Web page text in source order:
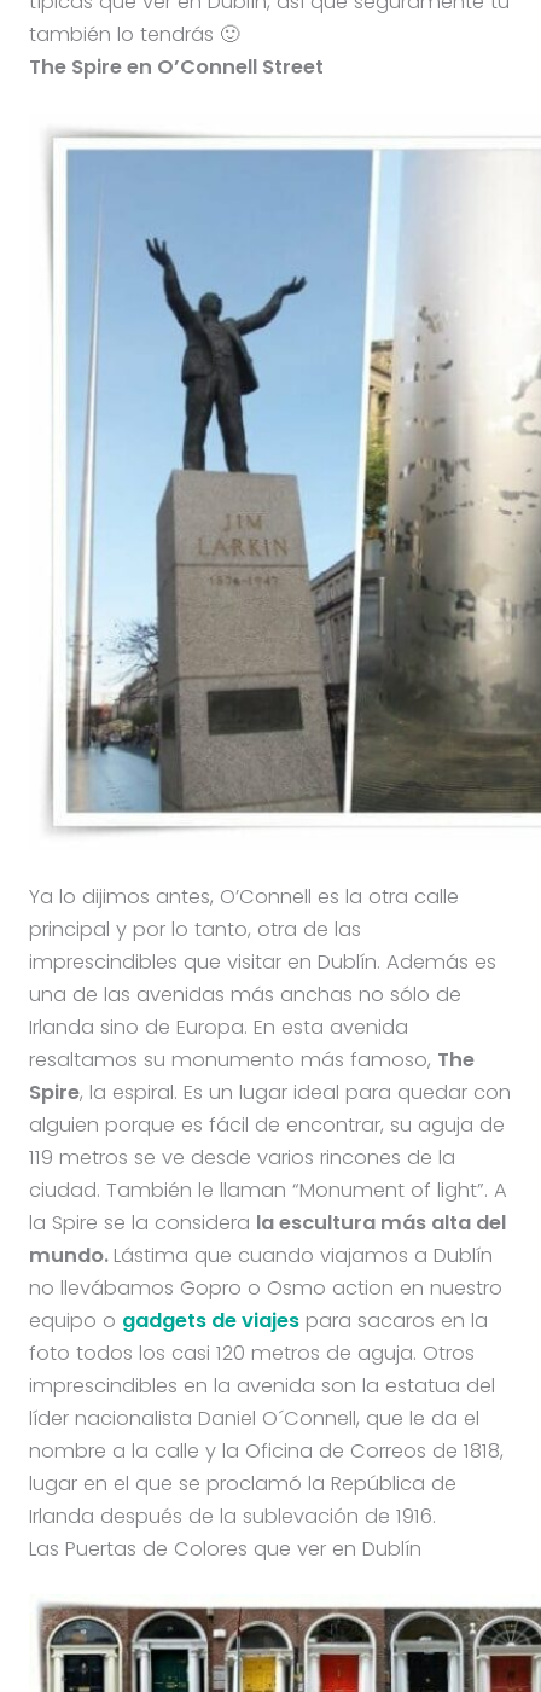
también lo tendrás 🙂
The Spire en O’Connell Street
Ya lo dijimos antes, O’Connell es la otra calle
principal y por lo tanto, otra de las
imprescindibles que visitar en Dublín. Además es
una de las avenidas más anchas no sólo de
Irlanda sino de Europa. En esta avenida
resaltamos su monumento más famoso, The
Spire, la espiral. Es un lugar ideal para quedar con
alguien porque es fácil de encontrar, su aguja de
119 metros se ve desde varios rincones de la
ciudad. También le llaman “Monument of light”. A
la Spire se la considera la escultura más alta del
mundo. Lástima que cuando viajamos a Dublín
no llevábamos Gopro o Osmo action en nuestro
equipo o gadgets de viajes para sacaros en la
foto todos los casi 120 metros de aguja. Otros
imprescindibles en la avenida son la estatua del
líder nacionalista Daniel O´Connell, que le da el
nombre a la calle y la Oficina de Correos de 1818,
lugar en el que se proclamó la República de
Irlanda después de la sublevación de 1916.
Las Puertas de Colores que ver en Dublín